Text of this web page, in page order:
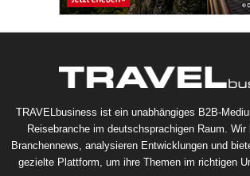
TRAVELbusiness ist ein unabhängiges B2B-
Reisebranche im deutschsprachigen Raum. Wir
Branchennews, analysieren Entwicklungen und
gezielte Plattform, um ihre Themen im richtigen